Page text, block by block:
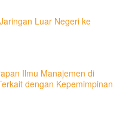
Luar Negeri ke
Ilmu Manajemen di
dengan Kepemimpinan